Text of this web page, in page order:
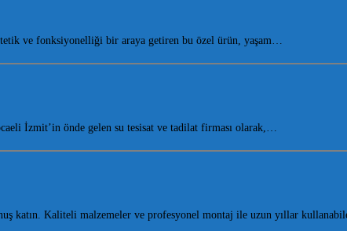
ve fonksiyonelliği bir araya getiren bu özel ürün, yaşam…
İzmit’in önde gelen su tesisat ve tadilat firması olarak,…
katın. Kaliteli malzemeler ve profesyonel montaj ile uzun yıllar